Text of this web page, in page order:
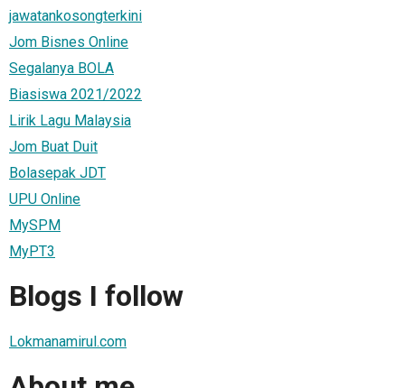
jawatankosongterkini
Jom Bisnes Online
Segalanya BOLA
Biasiswa 2021/2022
Lirik Lagu Malaysia
Jom Buat Duit
Bolasepak JDT
UPU Online
MySPM
MyPT3
Blogs I follow
Lokmanamirul.com